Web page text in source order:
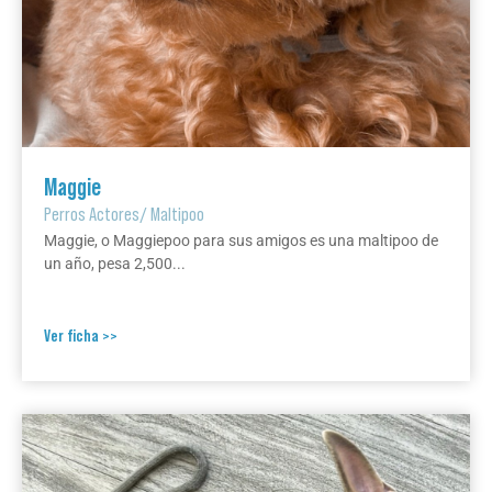
Maggie
Perros Actores/Maltipoo
Maggie, o Maggiepoo para sus amigos es una maltipoo de
un año, pesa 2,500...
Ver ficha >>